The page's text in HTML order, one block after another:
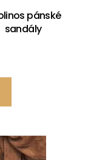
pánské
sandály